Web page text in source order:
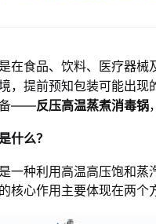
在食品、饮料、医疗器械
，提前预知包装可能出现
备——反压高温蒸煮消毒锅
什么？
是一种利用高温高压饱和蒸
核心作用主要体现在两个